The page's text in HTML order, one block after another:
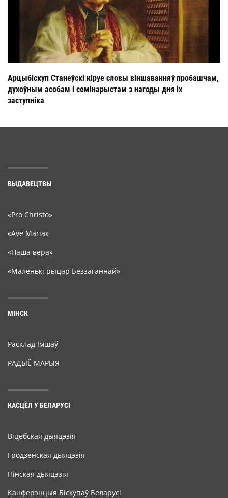
Арцыбіскуп Станеўскі кіруе словы віншаванняў пробашчам,
духоўным асобам і семінарыстам з нагоды дня іх
заступніка
ВЫДАВЕЦТВЫ
«Pro Christo»
«Ave Maria»
«Наша вера»
«Маленькі рыцар Беззаганнай»
МІНСК
Расклад Імшаў
РАДЫЁ МАРЫЯ
КАСЦЁЛ У БЕЛАРУСІ
Віцебская дыяцэзія
Гродзенская дыяцэзія
Пінская дыяцэзія
Канферэнцыя Біскупаў Беларусі